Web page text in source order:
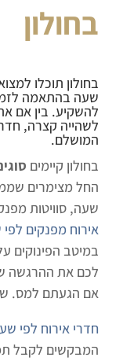
בחולון
בחולון תוכלו
שעה בהתאמה
להשקיע. בין אם
לשהייה קצרה,
המושלם.
בחולון קיימים
החל מצימרים
שעה, סוויטות
אירוח מפנקים לפי
במיטב הפינוקים
לכם את ההרגשה
אם הגעתם למס.
חדרי אירוח לפי
המבקשים לקבל